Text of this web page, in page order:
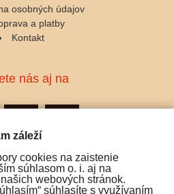
záleží
cookies na zaistenie
súhlasom o. i. aj na
webových stránok.
súhlasíte s využívaním
osobných údajov
a platby
Kontakt
nás aj na
platby: